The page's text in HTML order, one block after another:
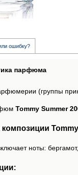
ошибку?
парфюма
(группы
Tommy Summer
ноты: